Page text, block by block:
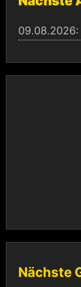
09.08.2026:
Nächste